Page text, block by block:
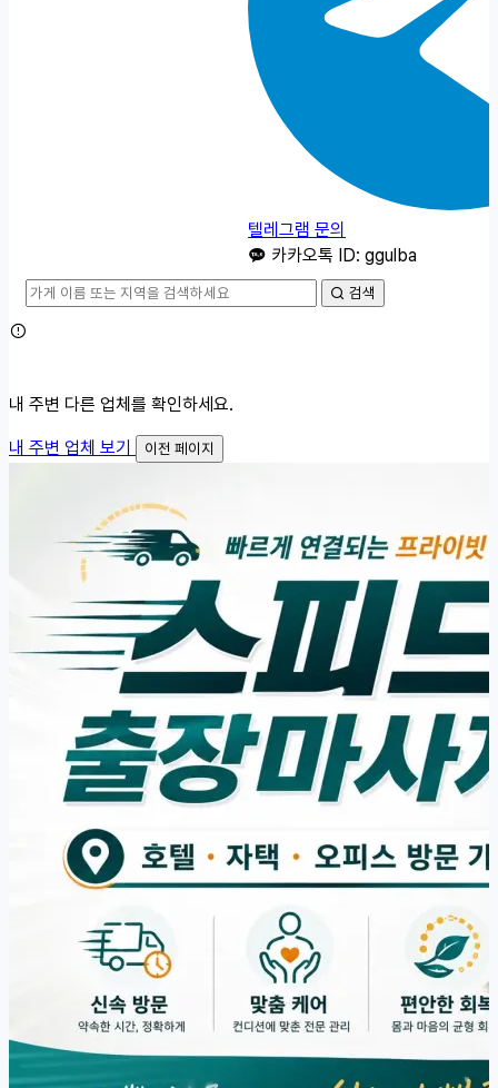
텔레그램 문의
카카오톡 ID: ggulba
검색
내 주변 다른 업체를 확인하세요.
내 주변 업체 보기
이전 페이지